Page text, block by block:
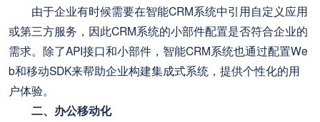
由于企业有时候需要在智能CRM系统中引用自定义应用
或第三方服务，因此CRM系统的小部件配置是否符合企业的
需求。除了API接口和小部件，智能CRM系统也通过配置We
b和移动SDK来帮助企业构建集成式系统，提供个性化的用
户体验。
二、办公移动化